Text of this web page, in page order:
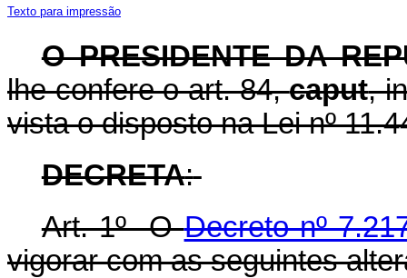
Texto para impressão
O PRESIDENTE DA
lhe confere o art. 84,caput,
vista o disposto na Lei nº
DECRETA:
Art. 1º ODecreto nº
vigorar com as seguintes